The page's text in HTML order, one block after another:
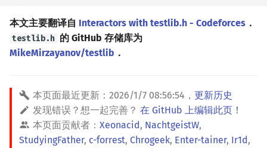
本文主要翻译自 Interactors with testlib.h - Codeforces ．
testlib.h 的 GitHub 存储库为
MikeMirzayanov/testlib ．
本页面最近更新： 2026/1/7 08:56:54 ， 更新历史
发现错误？想一起完善？ 在 GitHub 上编辑此页！
本页面贡献者： Xeonacid, NachtgeistW,
StudyingFather, c-forrest, Chrogeek, Enter-tainer, Ir1d,